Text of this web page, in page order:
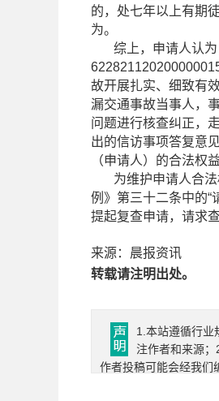
的，处七年以上有期
为。
综上，申请人认为
故开展扎实、细致有
漏交通事故当事人，
问题进行核查纠正，
出的信访事项答复意
（申请人）的合法权
为维护申请人合法
例》第三十二条中的“
提起复查申请，请求
来源：晨报资讯
转载请注明出处。
1.本站遵循行业
注作者和来源
作者投稿可能会经我们